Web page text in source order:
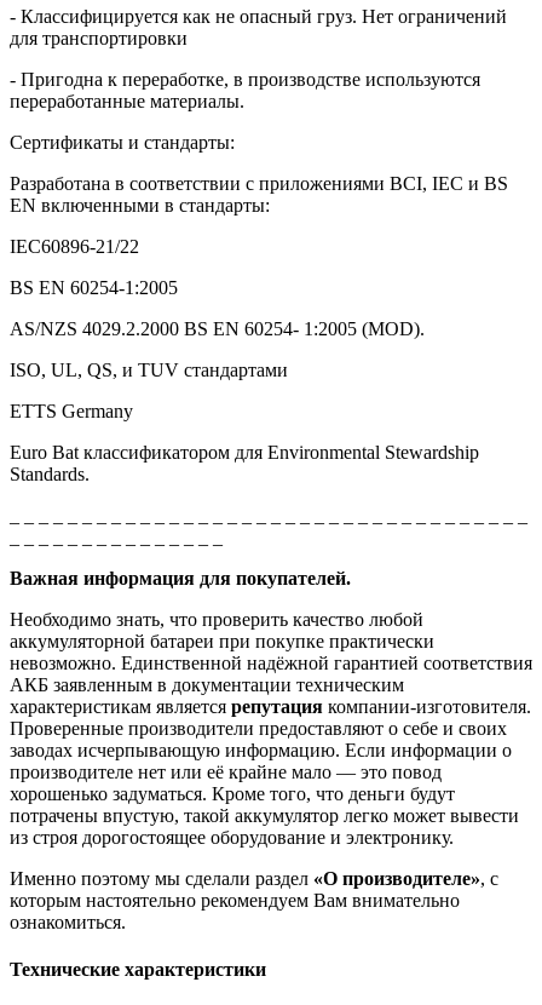
- Классифицируется как не опасный груз. Нет ограничений
для транспортировки
- Пригодна к переработке, в производстве используются
переработанные материалы.
Сертификаты и стандарты:
Разработана в соответствии с приложениями BCI, IEC и BS
EN включенными в стандарты:
IEC60896-21/22
BS EN 60254-1:2005
AS/NZS 4029.2.2000 BS EN 60254- 1:2005 (MOD).
ISO, UL, QS, и TUV стандартами
ETTS Germany
Euro Bat классификатором для Environmental Stewardship
Standards.
Важная информация для покупателей.
Необходимо знать, что проверить качество любой
аккумуляторной батареи при покупке практически
невозможно. Единственной надёжной гарантией соответствия
АКБ заявленным в документации техническим
характеристикам является репутация компании-изготовителя.
Проверенные производители предоставляют о себе и своих
заводах исчерпывающую информацию. Если информации о
производителе нет или её крайне мало — это повод
хорошенько задуматься. Кроме того, что деньги будут
потрачены впустую, такой аккумулятор легко может вывести
из строя дорогостоящее оборудование и электронику.
Именно поэтому мы сделали раздел «О производителе», с
которым настоятельно рекомендуем Вам внимательно
ознакомиться.
Технические характеристики